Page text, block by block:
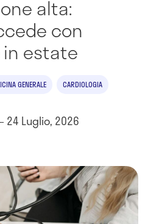
alta:
con
estate
GENERALE CARDIOLOGIA
Luglio, 2026